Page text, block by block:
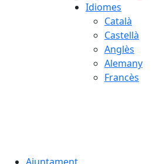
Idiomes
Català
Castellà
Anglès
Alemany
Francès